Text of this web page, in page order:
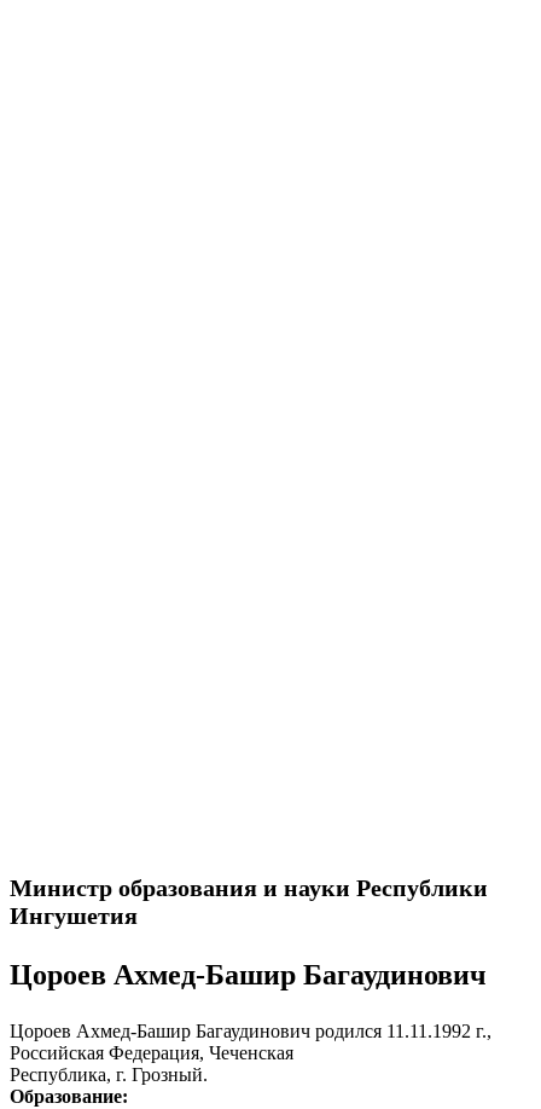
Министр образования и науки Республики
Ингушетия
Цороев Ахмед-Башир Багаудинович
Цороев Ахмед-Башир Багаудинович родился 11.11.1992 г.,
Российская Федерация, Чеченская
Республика, г. Грозный.
Образование: